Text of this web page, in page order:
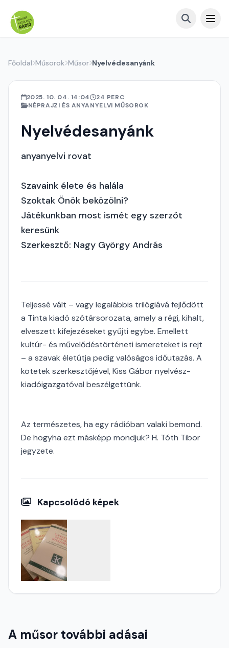
Főoldal Műsorok Műsor Nyelvédesanyánk
2025. 10. 04. 14:04
24 PERC
NÉPRAJZI ÉS ANYANYELVI MŰSOROK
Nyelvédesanyánk
anyanyelvi rovat
Szavaink élete és halála
Szoktak Önök beközölni?
Játékunkban most ismét egy szerzőt
keresünk
Szerkesztő: Nagy György András
Teljessé vált – vagy legalábbis trilógiává fejlődött
a Tinta kiadó szótársorozata, amely a régi, kihalt,
elveszett kifejezéseket gyűjti egybe. Emellett
kultúr- és művelődéstörténeti ismereteket is rejt
– a szavak életútja pedig valóságos időutazás. A
kötetek szerkesztőjével, Kiss Gábor nyelvész-
kiadóigazgatóval beszélgettünk.
Az természetes, ha egy rádióban valaki bemond.
De hogyha ezt másképp mondjuk? H. Tóth Tibor
jegyzete.
Kapcsolódó képek
A műsor további adásai